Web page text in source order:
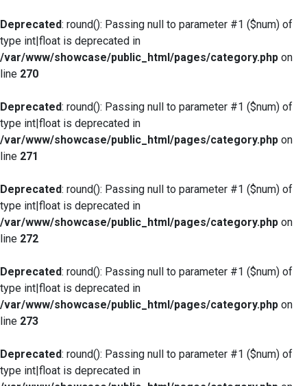
Deprecated: round(): Passing null to parameter #1 ($num) of
type int|float is deprecated in
/var/www/showcase/public_html/pages/category.php on
line 270
Deprecated: round(): Passing null to parameter #1 ($num) of
type int|float is deprecated in
/var/www/showcase/public_html/pages/category.php on
line 271
Deprecated: round(): Passing null to parameter #1 ($num) of
type int|float is deprecated in
/var/www/showcase/public_html/pages/category.php on
line 272
Deprecated: round(): Passing null to parameter #1 ($num) of
type int|float is deprecated in
/var/www/showcase/public_html/pages/category.php on
line 273
Deprecated: round(): Passing null to parameter #1 ($num) of
type int|float is deprecated in